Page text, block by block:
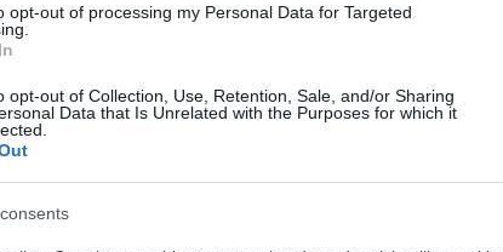
opt-out of processing my Personal Data for Targeted
opt-out of Collection, Use, Retention, Sale, and/or Sharing
Data that Is Unrelated with the Purposes for which it
ρεπόρτερ της εκπομπής
σημείο πώλησης συναλλάγματος,
αιτία, έναν άλλον άνδρα, με